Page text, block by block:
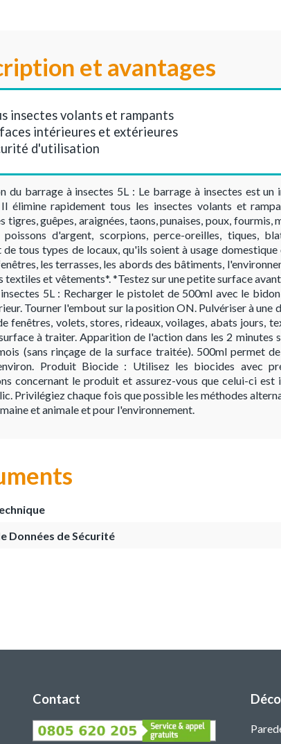
et avantages
insectes volants et rampants
intérieures et extérieures
d'utilisation
du barrage à insectes 5L : Le barrage à insectes est
élimine rapidement tous les insectes volants et
tigres, guêpes, araignées, taons, punaises, poux,
poissons d'argent, scorpions, perce-oreilles, tiques,
tous types de locaux, qu'ils soient à usage
les terrasses, les abords des bâtiments,
textiles et vêtements*. *Testez sur une petite surface
5L : Recharger le pistolet de 500ml avec le
Tourner l'embout sur la position ON. Pulvériser à
fenêtres, volets, stores, rideaux, voilages, abats jours,
à traiter. Apparition de l'action dans les 2
(sans rinçage de la surface traitée). 500ml permet
Produit Biocide : Utilisez les biocides avec
concernant le produit et assurez-vous que celui-ci
Privilégiez chaque fois que possible les méthodes
et animale et pour l'environnement.
Données de Sécurité
Contact